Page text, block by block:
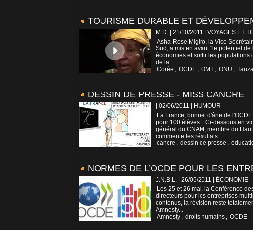
TOURISME DURABLE ET
M.D. | 21/10/2011
VOYAGES ET
Asha-Rose Migiro, la Vice
Sud, a mis en avant "le potentiel
économies et sortir les populations
de la...
Corée , OCDE , OMT , ONU ,
DESSIN DE PRESSE - MISS CANCRE
| 02/06/2011
HUMOUR
La France, bonnet d'âne de
pour 100 élèves... Ci-dessous en
général du CNAM, membre du
commente les résultats...
cancre , dessin de presse ,
NORMES DE L’OCDE POUR LES
J.N.B.L. | 26/05/2011
ÉCONOMIE
Les 25 et 26 mai, la Conférence
directeurs pour les entreprises
contenus, la révision reste
Amnesty...
Amnesty , droits humains , OCDE